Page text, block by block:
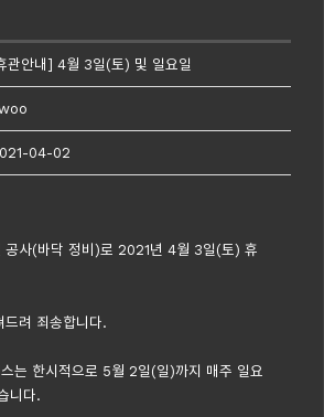
관안내] 4월 3일(토) 및 일요일
04-02
공사(바닥 정비)로 2021년 4월 3일(토) 휴
드려 죄송합니다.
는 한시적으로 5월 2일(일)까지 매주 일요
니다.